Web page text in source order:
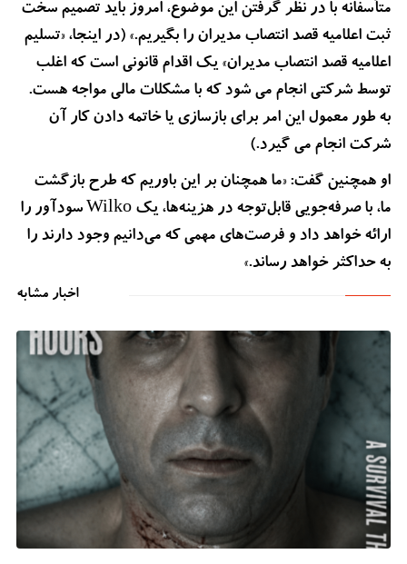
متأسفانه با در نظر گرفتن این موضوع، امروز باید تصمیم سخت
ثبت اعلامیه قصد انتصاب مدیران را بگیریم.» (در اینجا، «تسلیم
اعلامیه قصد انتصاب مدیران» یک اقدام قانونی است که اغلب
توسط شرکتی انجام می شود که با مشکلات مالی مواجه هست.
به طور معمول این امر برای بازسازی یا خاتمه دادن کار آن
شرکت انجام می گیرد.)
او همچنین گفت: «ما همچنان بر این باوریم که طرح بازگشت
ما، با صرفه‌جویی قابل‌توجه در هزینه‌ها، یک Wilko سودآور را
ارائه خواهد داد و فرصت‌های مهمی که می‌دانیم وجود دارند را
به حداکثر خواهد رساند.»
اخبار مشابه